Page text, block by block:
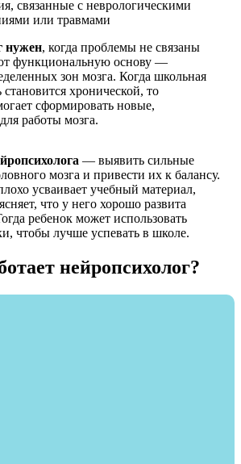
и логопедические
2022 г.
дети.
подход к
и коррекции», 2022 г.
связанные с неврологическими
или травмами
нужен, когда проблемы не связаны
функциональную основу —
зон мозга. Когда школьная
становится хронической, то
сформировать новые,
работы мозга.
— выявить сильные
мозга и привести их к балансу.
усваивает учебный материал,
что у него хорошо развита
ребенок может использовать
чтобы лучше успевать в школе.
нейропсихолог?